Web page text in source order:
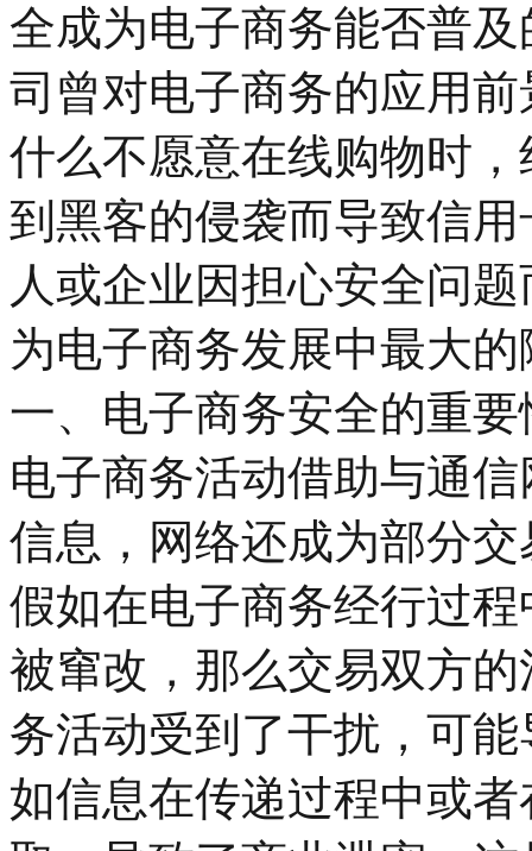
全成为电子商务能否普
司曾对电子商务的应用
什么不愿意在线购物时
到黑客的侵袭而导致信
人或企业因担心安全问
为电子商务发展中最大
一、电子商务安全的重要
电子商务活动借助与通
信息，网络还成为部分
假如在电子商务经行过
被窜改，那么交易双方
务活动受到了干扰，可
如信息在传递过程中或